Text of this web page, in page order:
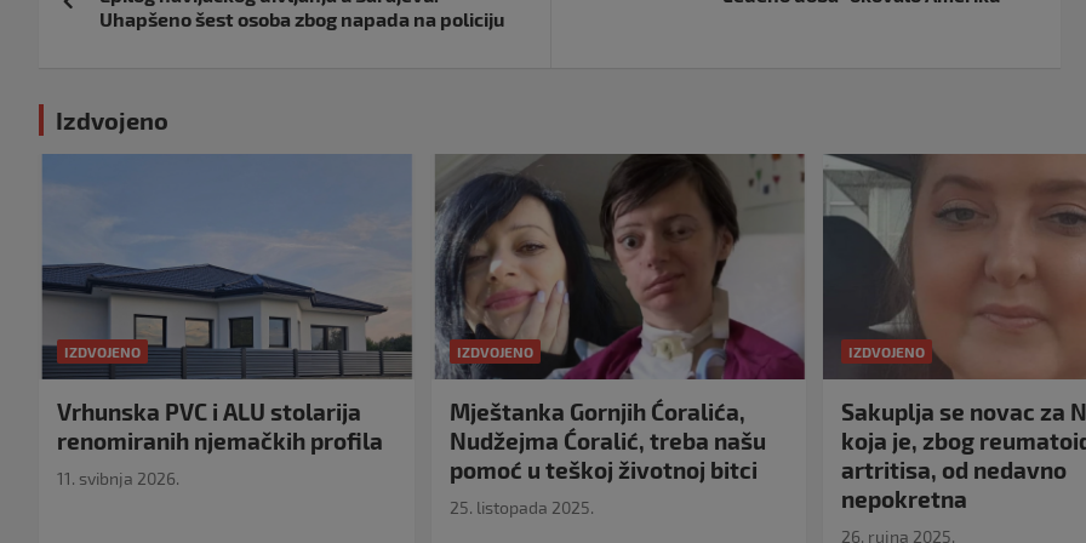
objava
Uhapšeno šest osoba zbog napada na policiju
Izdvojeno
IZDVOJENO
Vrhunska PVC i ALU stolarija
renomiranih njemačkih profila
11. svibnja 2026.
IZDVOJENO
Mještanka Gornjih Ćoralića,
Nudžejma Ćoralić, treba našu
pomoć u teškoj životnoj bitci
25. listopada 2025.
IZDVOJENO
Sakuplja se novac za
koja je, zbog
artritisa, od nedavno
nepokretna
26. rujna 2025.